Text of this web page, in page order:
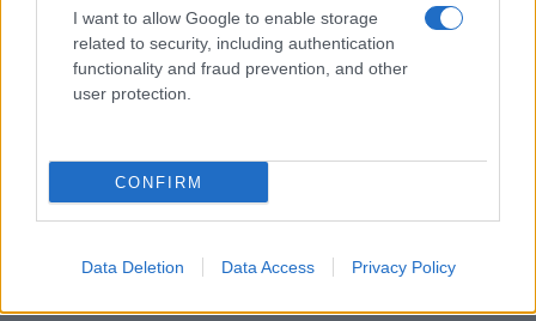
I want to allow Google to enable storage
related to security, including authentication
functionality and fraud prevention, and other
user protection.
CONFIRM
Data Deletion Data Access Privacy Policy